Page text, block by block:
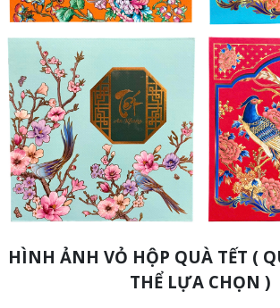
HÌNH ẢNH VỎ HỘP QUÀ TẾT (
THỂ LỰA CHỌN )